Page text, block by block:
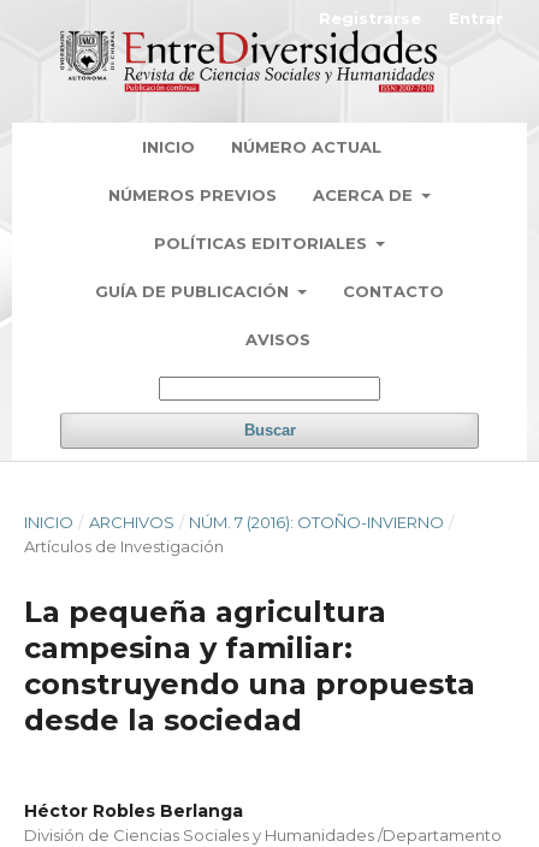
INICIO NÚMERO ACTUAL
NÚMEROS PREVIOS ACERCA DE
POLÍTICAS EDITORIALES
GUÍA DE PUBLICACIÓN CONTACTO
AVISOS
Buscar
Registrarse Entrar
INICIO / ARCHIVOS / NÚM. 7 (2016): OTOÑO-INVIERNO /
Artículos de Investigación
La pequeña agricultura
campesina y familiar:
construyendo una propuesta
desde la sociedad
Héctor Robles Berlanga
División de Ciencias Sociales y Humanidades /Departamento